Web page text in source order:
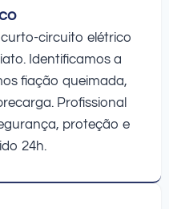
circuito elétrico
Identificamos a
fiação queimada,
Profissional
proteção e
24h.